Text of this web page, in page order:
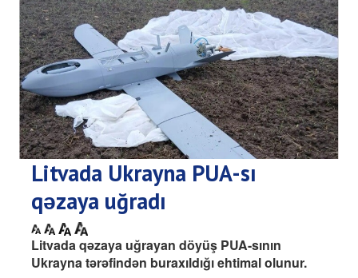
Litvada Ukrayna PUA-sı
qəzaya uğradı
Litvada qəzaya uğrayan döyüş PUA-sının
Ukrayna tərəfindən buraxıldığı ehtimal olunur.